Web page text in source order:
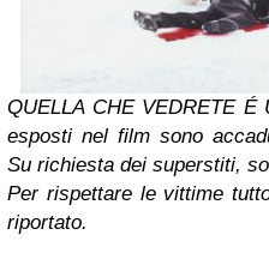
QUELLA CHE VEDRETE
esposti nel film sono
Su richiesta dei superstiti,
Per rispettare le vittime
riportato.